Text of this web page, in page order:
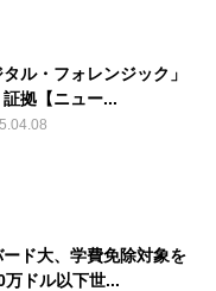
タル・フォレンジック」
拠【ニュー...
ド大、学費免除対象を
万ドル以下世...